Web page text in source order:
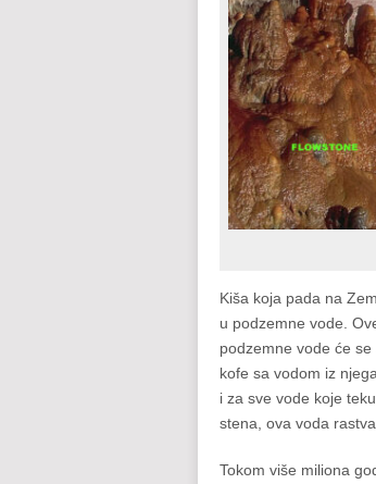
Kiša koja pada na
u podzemne vode.
podzemne vode će
kofe sa vodom iz
i za sve vode koje
stena, ova voda
Tokom više miliona